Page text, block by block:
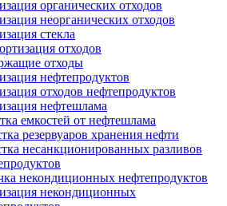
органических отходов
неорганических отходов
стекла
отходов
отходы
нефтепродуктов
отходов нефтепродуктов
нефтешлама
емкостей от нефтешлама
резервуаров хранения нефти
несанкционированных разливов
некондиционных нефтепродуктов
некондиционных